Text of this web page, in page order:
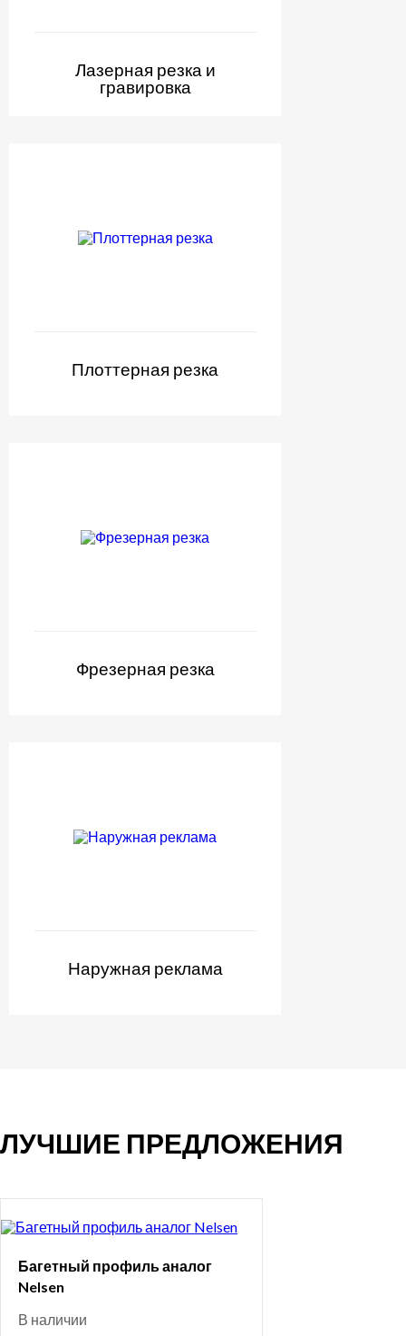
Лазерная резка и
гравировка
Плоттерная резка
Фрезерная резка
Наружная реклама
ЛУЧШИЕ ПРЕДЛОЖЕНИЯ
Багетный профиль аналог
Nelsen
В наличии